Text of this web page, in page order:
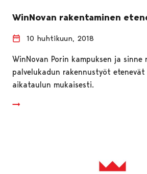
WinNovan rakentaminen
10 huhtikuun, 2018
WinNovan Porin kampuksen ja sinne
palvelukadun rakennustyöt
aikataulun mukaisesti.